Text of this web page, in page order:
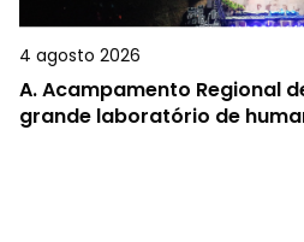
4 agosto 2026
A.Acampamento Regional
grande laboratório de